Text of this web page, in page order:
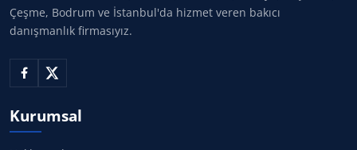
Çeşme, Bodrum ve İstanbul'da hizmet veren bakıcı
danışmanlık firmasıyız.
Kurumsal